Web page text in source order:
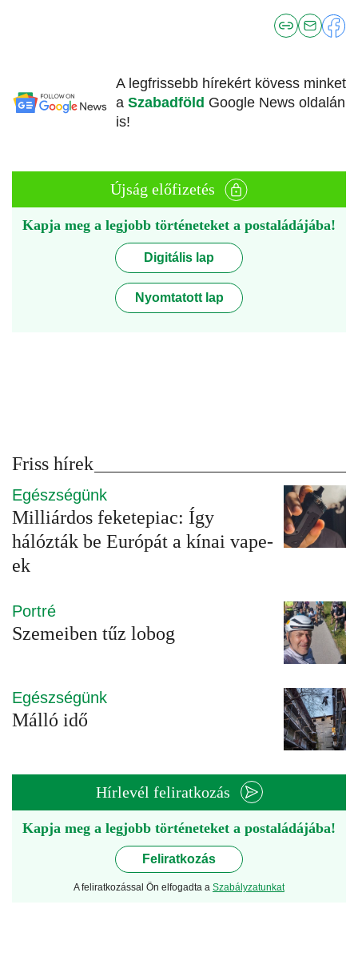
A legfrissebb hírekért kövess minket
a Szabadföld Google News oldalán
is!
Újság előfizetés
Kapja meg a legjobb történeteket a postaládájába!
Digitális lap
Nyomtatott lap
Friss hírek
Egészségünk
Milliárdos feketepiac: Így
hálózták be Európát a kínai vape-
ek
Portré
Szemeiben tűz lobog
Egészségünk
Málló idő
Hírlevél feliratkozás
Kapja meg a legjobb történeteket a postaládájába!
Feliratkozás
A feliratkozással Ön elfogadta a Szabályzatunkat